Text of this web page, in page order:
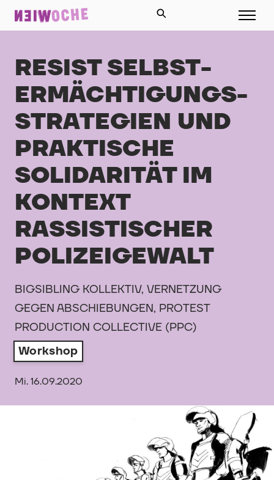
RESIST SELBST­
ERMÄCHTIGUNGS­
STRATEGIEN UND
PRAKTISCHE
SOLIDARITÄT IM
KONTEXT
RASSISTISCHER
POLIZEIGEWALT
BIGSIBLING KOLLEKTIV, VERNETZUNG
GEGEN ABSCHIEBUNGEN, PROTEST
PRODUCTION COLLECTIVE (PPC)
Workshop
Mi. 16.09.2020